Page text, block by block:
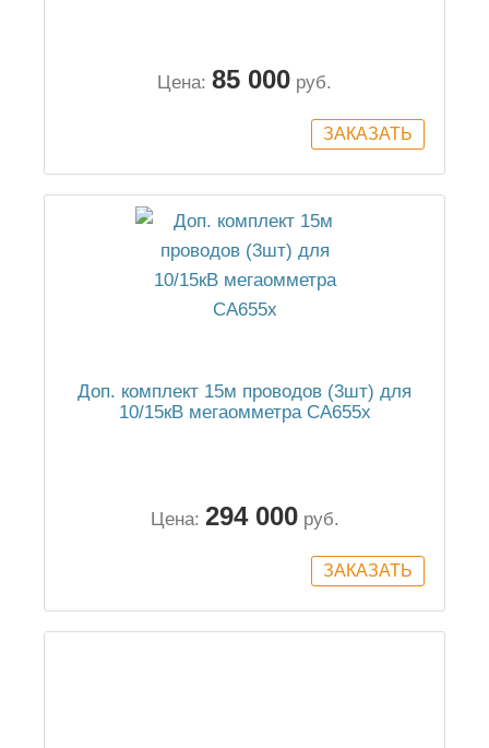
Цена: 85 000 руб.
Доп. комплект 15м проводов (3шт) для
10/15кВ мегаомметра СА655х
Цена: 294 000 руб.